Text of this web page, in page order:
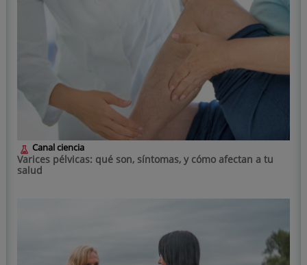
Canal ciencia
Varices pélvicas: qué son, síntomas, y cómo afectan a tu
salud